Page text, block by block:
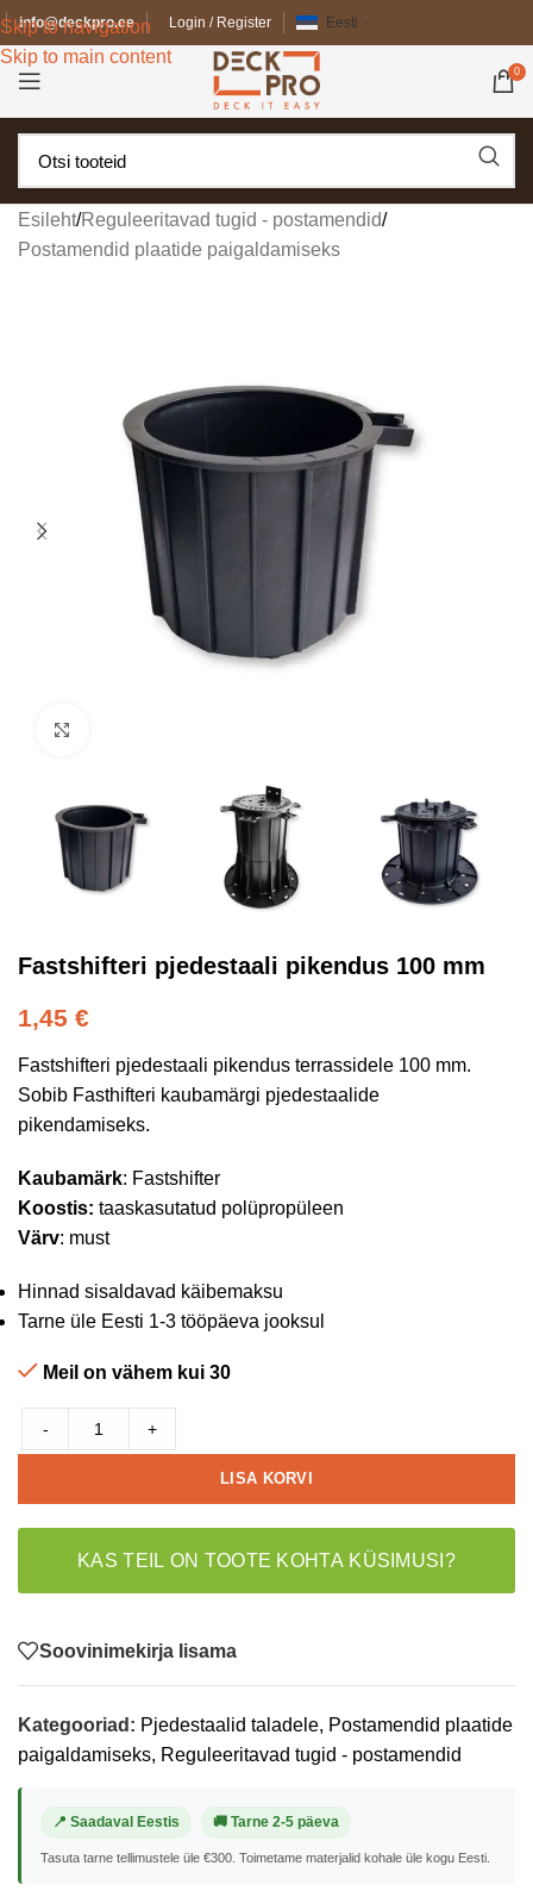
Skip to navigation
Skip to main content
info@deckpro.ee Login / Register Eesti
0
Esileht/Reguleeritavad tugid - postamendid/
Postamendid plaatide paigaldamiseks
Fastshifteri pjedestaali pikendus 100 mm
1,45 €
Fastshifteri pjedestaali pikendus terrassidele 100 mm.
Sobib Fasthifteri kaubamärgi pjedestaalide
pikendamiseks.
Kaubamärk: Fastshifter
Koostis: taaskasutatud polüpropüleen
Värv: must
Hinnad sisaldavad käibemaksu
Tarne üle Eesti 1-3 tööpäeva jooksul
Meil on vähem kui 30
- +
LISA KORVI
KAS TEIL ON TOOTE KOHTA KÜSIMUSI?
Soovinimekirja lisama
Kategooriad: Pjedestaalid taladele, Postamendid plaatide
paigaldamiseks, Reguleeritavad tugid - postamendid
📍 Saadaval Eestis 🚚 Tarne 2-5 päeva
Tasuta tarne tellimustele üle €300. Toimetame materjalid kohale üle kogu Eesti.